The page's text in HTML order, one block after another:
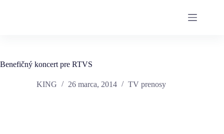
Benefičný koncert pre RTVS
KING 26 marca, 2014 TV prenosy